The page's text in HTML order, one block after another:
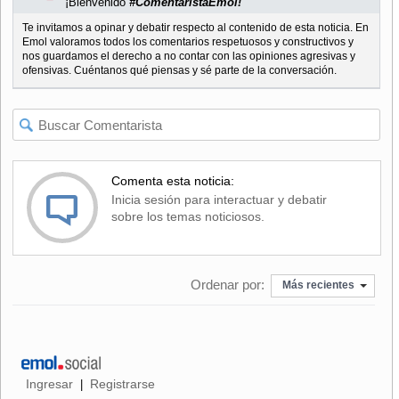
Te invitamos a opinar y debatir respecto al contenido de esta noticia. En
Emol valoramos todos los comentarios respetuosos y constructivos y
nos guardamos el derecho a no contar con las opiniones agresivas y
ofensivas. Cuéntanos qué piensas y sé parte de la conversación.
Comenta esta noticia:
Inicia sesión para interactuar y debatir
sobre los temas noticiosos.
Ordenar por: Más recientes
Ingresar | Registrarse